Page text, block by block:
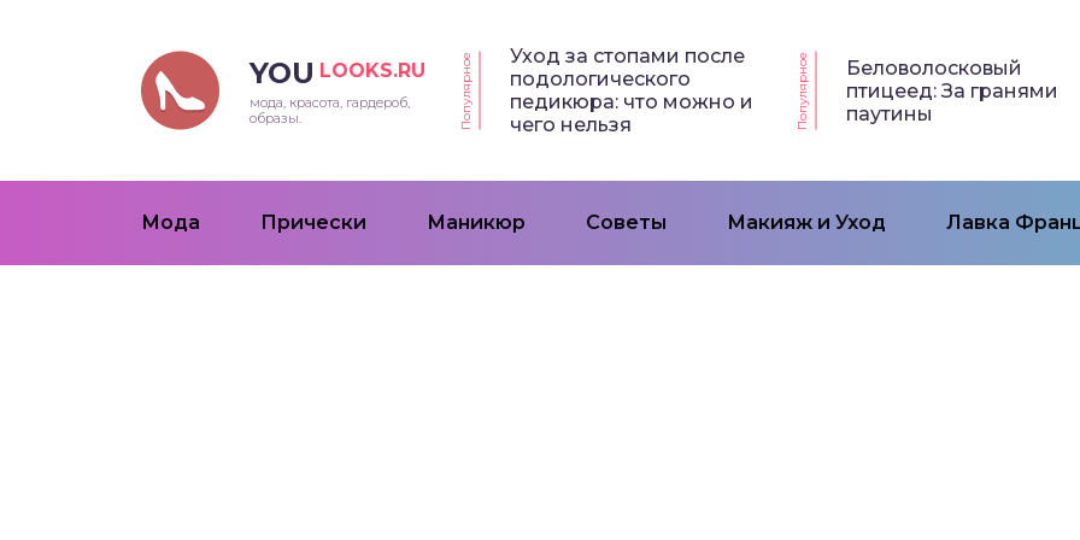
YOU LOOKS.RU
мода, красота, гардероб,
образы.
Популярное
Уход за стопами после
подологического
педикюра: что можно и
чего нельзя
Популярное
Беловолосковый
птицеед: За гранями
паутины
Мода Прически Маникюр Советы Макияж и Уход Лавка